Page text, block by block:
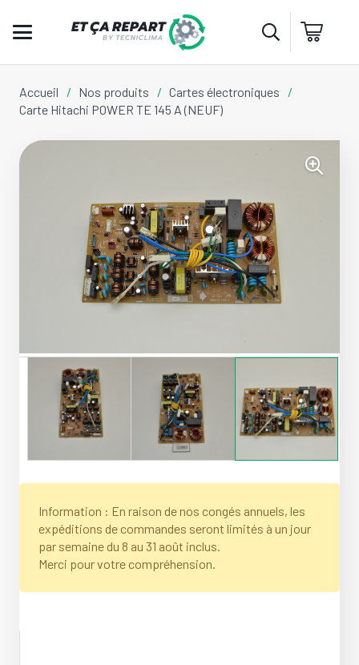
Accueil / Nos produits / Cartes électroniques
/
Carte Hitachi POWER TE 145 A (NEUF)
Information : En raison de nos congés annuels, les
expéditions de commandes seront limités à un jour
par semaine du 8 au 31 août inclus.
Merci pour votre compréhension.